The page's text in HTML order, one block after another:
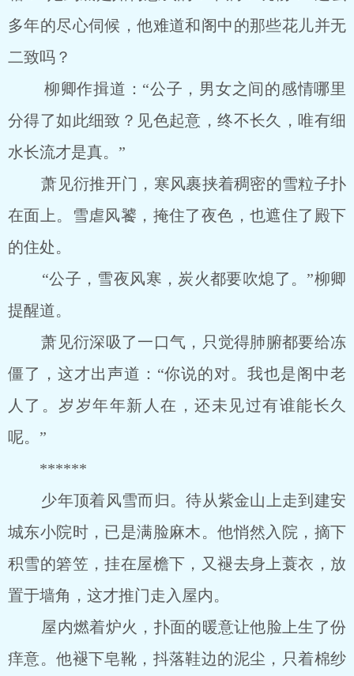
多年的尽心伺候，他难道和阁中的那些花儿并无
二致吗？
柳卿作揖道：“公子，男女之间的感情哪里
分得了如此细致？见色起意，终不长久，唯有细
水长流才是真。”
萧见衍推开门，寒风裹挟着稠密的雪粒子扑
在面上。雪虐风饕，掩住了夜色，也遮住了殿下
的住处。
“公子，雪夜风寒，炭火都要吹熄了。”柳卿
提醒道。
萧见衍深吸了一口气，只觉得肺腑都要给冻
僵了，这才出声道：“你说的对。我也是阁中老
人了。岁岁年年新人在，还未见过有谁能长久
呢。”
******
少年顶着风雪而归。待从紫金山上走到建安
城东小院时，已是满脸麻木。他悄然入院，摘下
积雪的箬笠，挂在屋檐下，又褪去身上蓑衣，放
置于墙角，这才推门走入屋内。
屋内燃着炉火，扑面的暖意让他脸上生了份
痒意。他褪下皂靴，抖落鞋边的泥尘，只着棉纱